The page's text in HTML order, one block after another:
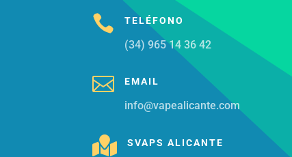
 TELÉFONO
(34) 965 14 36 42
 EMAIL
info@vapealicante.com
 SVAPS ALICANTE